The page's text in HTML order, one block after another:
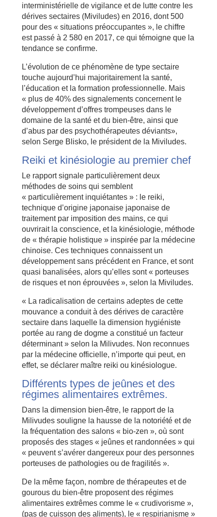
interministérielle de vigilance et de lutte contre les
dérives sectaires (Miviludes) en 2016, dont 500
pour des « situations préoccupantes », le chiffre
est passé à 2 580 en 2017, ce qui témoigne que la
tendance se confirme.
L’évolution de ce phénomène de type sectaire
touche aujourd’hui majoritairement la santé,
l’éducation et la formation professionnelle. Mais
« plus de 40% des signalements concernent le
développement d’offres trompeuses dans le
domaine de la santé et du bien-être, ainsi que
d’abus par des psychothérapeutes déviants»,
selon Serge Blisko, le président de la Miviludes.
Reiki et kinésiologie au premier chef
Le rapport signale particulièrement deux
méthodes de soins qui semblent
« particulièrement inquiétantes » : le reiki,
technique d’origine japonaise japonaise de
traitement par imposition des mains, ce qui
ouvrirait la conscience, et la kinésiologie, méthode
de « thérapie holistique » inspirée par la médecine
chinoise. Ces techniques connaissent un
développement sans précédent en France, et sont
quasi banalisées, alors qu’elles sont « porteuses
de risques et non éprouvées », selon la Miviludes.
« La radicalisation de certains adeptes de cette
mouvance a conduit à des dérives de caractère
sectaire dans laquelle la dimension hygiéniste
portée au rang de dogme a constitué un facteur
déterminant » selon la Milivudes. Non reconnues
par la médecine officielle, n’importe qui peut, en
effet, se déclarer maître reiki ou kinésiologue.
Différents types de jeûnes et des
régimes alimentaires extrêmes.
Dans la dimension bien-être, le rapport de la
Milivudes souligne la hausse de la notoriété et de
la fréquentation des salons « bio-zen », où sont
proposés des stages « jeûnes et randonnées » qui
« peuvent s’avérer dangereux pour des personnes
porteuses de pathologies ou de fragilités ».
De la même façon, nombre de thérapeutes et de
gourous du bien-être proposent des régimes
alimentaires extrêmes comme le « crudivorisme »,
(pas de cuisson des aliments), le « respirianisme »